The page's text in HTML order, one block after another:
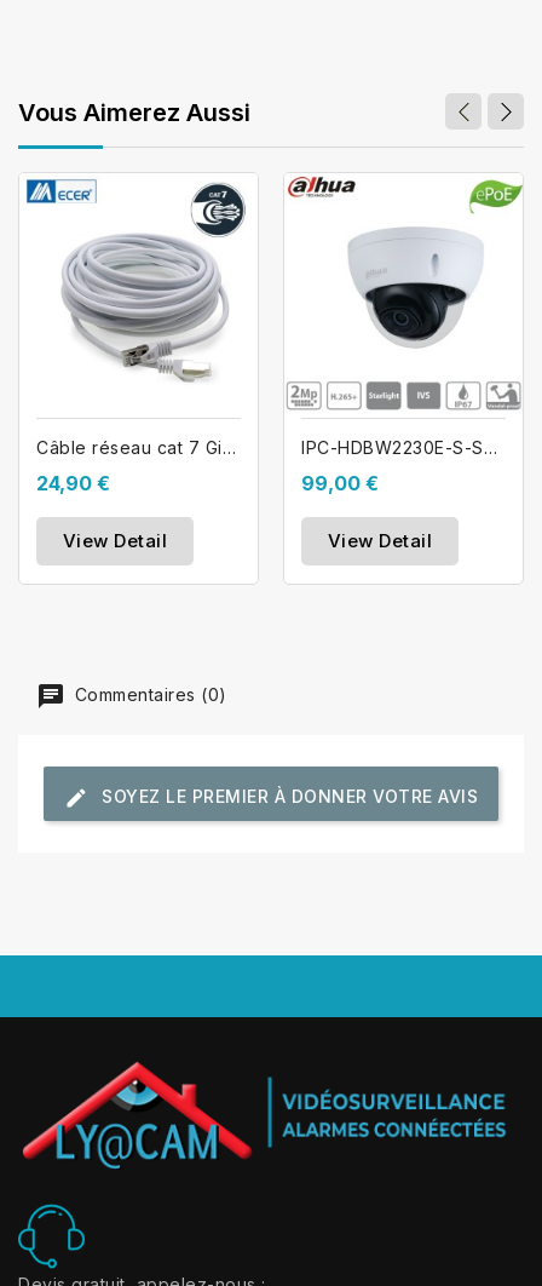
Vous Aimerez Aussi
Câble réseau cat 7 Gigabit RJ45 20m
24,90 €
View Detail
IPC-HDBW2230E-S-S2 DAHUA Caméra dôme...
99,00 €
View Detail
Commentaires (0)
SOYEZ LE PREMIER À DONNER VOTRE AVIS